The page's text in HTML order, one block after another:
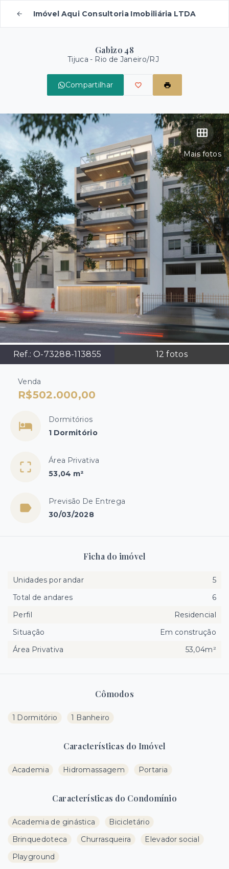
Imóvel Aqui Consultoria Imobiliária LTDA
Gabizo 48
Tijuca - Rio de Janeiro/RJ
Compartilhar
Mais fotos
Ref.: O-73288-113855 12 fotos
Venda
R$502.000,00
Dormitórios
1 Dormitório
Área Privativa
53,04 m²
Previsão De Entrega
30/03/2028
Cômodos
1 Dormitório 1 Banheiro
Características do Imóvel
Academia Hidromassagem Portaria
Características do Condomínio
Academia de ginástica
Bicicletário
Brinquedoteca
Churrasqueira
Elevador social
Playground
Ficha do imóvel
Unidades por andar
5
Total de andares
6
Perfil
Residencial
Situação
Em construção
Área Privativa
53,04m²